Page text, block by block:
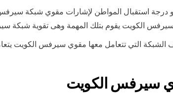
درجة استقبال المواطن لإشارات مقوي شبكة
الكويت يقوم بتلك المهمة وهى تقوية شبكة
التي تتعامل معها مقوي سيرفس الكويت يتعامل
سيرفس الكويت